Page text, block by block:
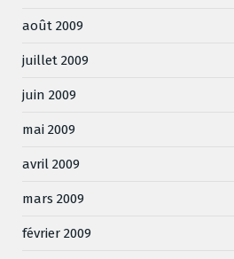
août 2009
juillet 2009
juin 2009
mai 2009
avril 2009
mars 2009
février 2009